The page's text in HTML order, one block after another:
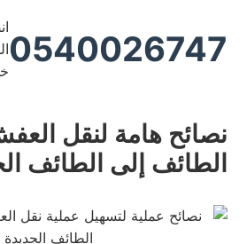
0540026747
نصائح هامة لنقل
الطائف إلى الطائف